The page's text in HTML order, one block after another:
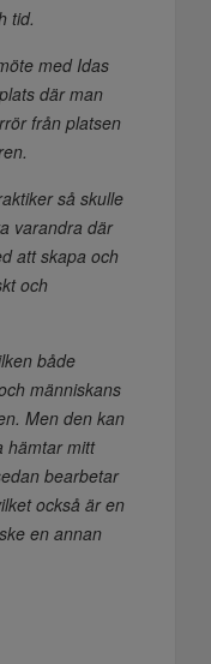
tid.
med Idas
där man
från platsen
så skulle
varandra där
att skapa och
och
både
människans
Men den kan
hämtar mitt
bearbetar
också är en
en annan